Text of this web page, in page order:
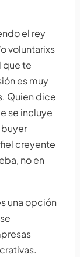
el rey
voluntarixs
que te
es muy
Quien dice
se incluye
buyer
creyente
no en
una opción